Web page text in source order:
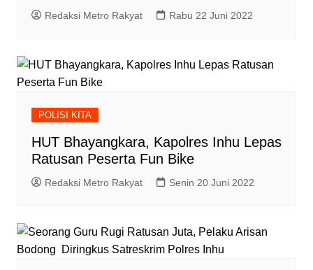
Redaksi Metro Rakyat Rabu 22 Juni 2022
POLISI KITA
HUT Bhayangkara, Kapolres Inhu Lepas
Ratusan Peserta Fun Bike
Redaksi Metro Rakyat Senin 20 Juni 2022